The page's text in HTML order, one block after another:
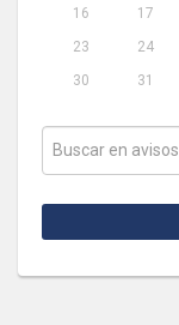
16
17
23
24
30
31